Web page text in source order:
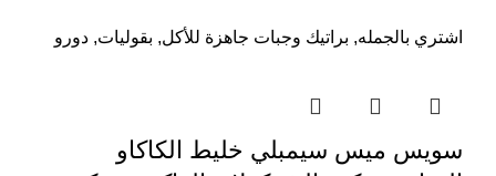
اشتري بالجمله, براتيك وجبات جاهزة للأكل, بقوليات, دورو
سويس ميس سيمبلي خليط الكاكاو